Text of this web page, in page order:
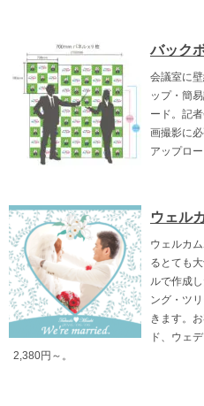
バック
会議室に
ップ・簡
ード。記
画撮影に
アップロ
ウェル
ウェルカ
るとても
ルで作成
ング・ツ
きます。
ド、ウェ
2,380円～。